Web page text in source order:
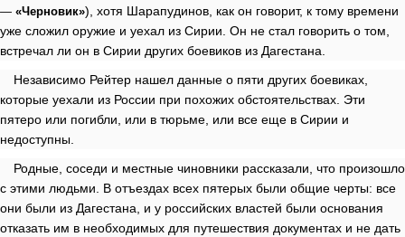
— «Черновик») , хотя Шарапудинов, как он говорит, к тому времени
уже сложил оружие и уехал из Сирии. Он не стал говорить о том,
встречал ли он в Сирии других боевиков из Дагестана.
Независимо Рейтер нашел данные о пяти других боевиках,
которые уехали из России при похожих обстоятельствах. Эти
пятеро или погибли, или в тюрьме, или все еще в Сирии и
недоступны.
Родные, соседи и местные чиновники рассказали, что произошло
с этими людьми. В отъездах всех пятерых были общие черты: все
они были из Дагестана, и у российских властей были основания
отказать им в необходимых для путешествия документах и не дать